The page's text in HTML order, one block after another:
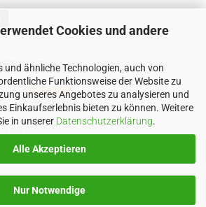
Cookies und andere
und ähnliche Technologien, auch von
Funktionsweise der Website zu
unseres Angebotes zu analysieren und
Einkaufserlebnis bieten zu können. Weitere
in unserer Datenschutzerklärung.
Alle Akzeptieren
Nur Notwendige
MIT